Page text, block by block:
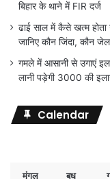
बिहार के थाने में FIR दर्ज
ढाई साल में कैसे खत्म
जानिए कौन जिंदा, कौन
गमले में आसानी से उगाएं
लानी पड़ेगी 3000 की
Calendar
मंगल बुध